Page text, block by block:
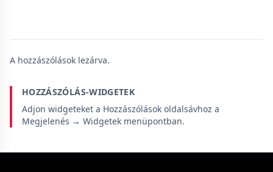
A hozzászólások lezárva.
HOZZÁSZÓLÁS-WIDGETEK
Adjon widgeteket a Hozzászólások oldalsávhoz a
Megjelenés → Widgetek menüpontban.